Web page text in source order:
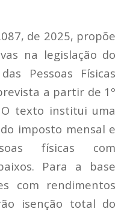
de 2025, propõe
na legislação do
Pessoas Físicas
a partir de 1º
texto institui uma
imposto mensal e
físicas com
Para a base
com rendimentos
isenção total do